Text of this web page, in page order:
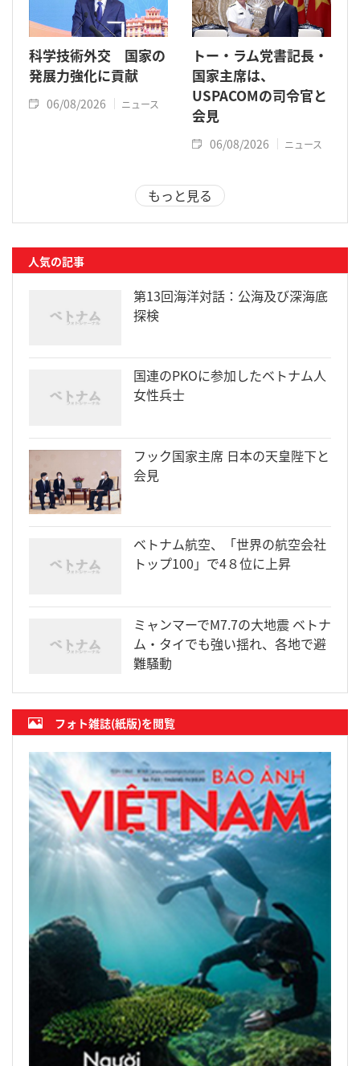
科学技術外交 国家の
発展力強化に貢献
06/08/2026 ニュース
トー・ラム党書記長・
国家主席は、
USPACOMの司令官と
会見
06/08/2026 ニュース
もっと見る
人気の記事
第13回海洋対話：公海及び深海底
探検
国連のPKOに参加したベトナム人
女性兵士
フック国家主席 日本の天皇陛下と
会見
ベトナム航空、「世界の航空会社
トップ100」で4８位に上昇
ミャンマーでM7.7の大地震 ベトナ
ム・タイでも強い揺れ、各地で避
難騒動
フォト雑誌(紙版)を閲覧